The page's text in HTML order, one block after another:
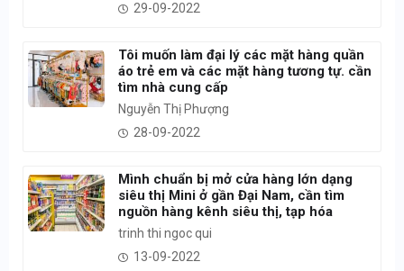
29-09-2022
Tôi muốn làm đại lý các mặt hàng quần
áo trẻ em và các mặt hàng tương tự. cần
tìm nhà cung cấp
Nguyễn Thị Phượng
28-09-2022
Mình chuẩn bị mở cửa hàng lớn dạng
siêu thị Mini ở gần Đại Nam, cần tìm
nguồn hàng kênh siêu thị, tạp hóa
trinh thi ngoc qui
13-09-2022